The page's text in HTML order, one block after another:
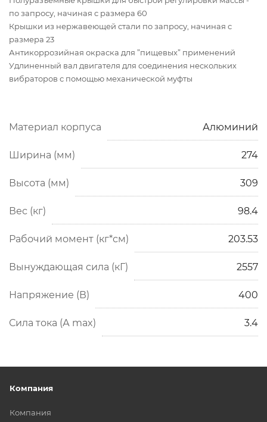
по запросу, начиная с размера 60
Крышки из нержавеющей стали по запросу, начиная с
размера 23
Антикоррозийная окраска для ”пищевых” применений
Удлиненный вал двигателя для соединения нескольких
вибраторов с помощью механической муфты
Материал корпуса Алюминий
Ширина (мм) 274
Высота (мм) 309
Вес (кг) 98.4
Рабочий момент (кг*см) 203.53
Вынуждающая сила (кГ) 2557
Напряжение (В) 400
Сила тока (А max) 3.4
Компания
Компания